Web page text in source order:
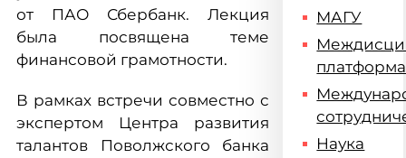
от ПАО Сбербанк. Лекция
была посвящена теме
финансовой грамотности.
В рамках встречи совместно с
экспертом Центра развития
талантов Поволжского банка
МАГУ
платформа
Наука